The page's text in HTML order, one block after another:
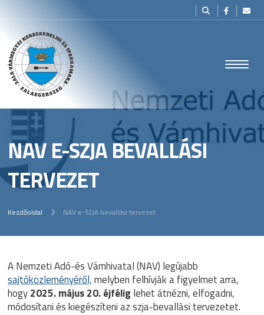
NAV E-SZJA BEVALLÁSI
TERVEZET
Kezdőoldal NAV e-SZJA bevallási tervezet
A Nemzeti Adó-és Vámhivatal (NAV) legújabb
sajtóközleményéről,melyben felhívják a figyelmet arra,
hogy2025. május 20. éjfélig lehet átnézni, elfogadni,
módosítani és kiegészíteni az szja-bevallási tervezetet.